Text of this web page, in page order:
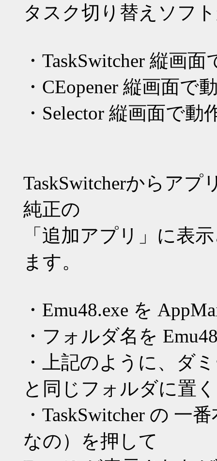
タスク切り替えソフ
・TaskSwitcher 縦画
・CEopener 縦画面で
・Selector 縦画面で動
TaskSwitcherからア
純正の
「追加アプリ」に表
ます。
・Emu48.exe を
・フォルダ名を
・上記のように、ダ
と同じフォルダに置く
・TaskSwitcher の 一
なの）を押して